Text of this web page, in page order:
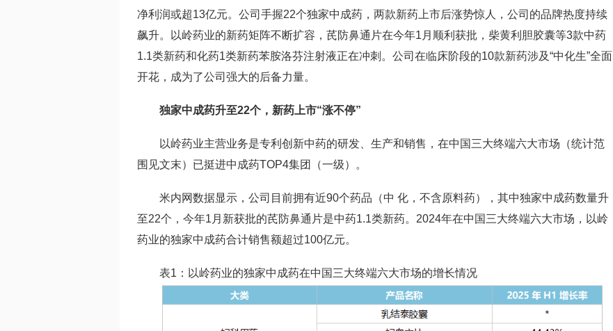
净利润或超13亿元。公司手握22个独家中成药，两款新药上市后涨势惊人，公司的品牌热度持续
飙升。以岭药业的新药矩阵不断扩容，芪防鼻通片在今年1月顺利获批，柴黄利胆胶囊等3款中药
1.1类新药和化药1类新药苯胺洛芬注射液正在冲刺。公司在临床阶段的10款新药涉及“中化生”全面
开花，成为了公司强大的后备力量。
独家中成药升至22个，新药上市“涨不停”
以岭药业主营业务是专利创新中药的研发、生产和销售，在中国三大终端六大市场（统计范
围见文末）已挺进中成药TOP4集团（一级）。
米内网数据显示，公司目前拥有近90个药品（中 化，不含原料药），其中独家中成药数量升
至22个，今年1月新获批的芪防鼻通片是中药1.1类新药。2024年在中国三大终端六大市场，以岭
药业的独家中成药合计销售额超过100亿元。
表1：以岭药业的独家中成药在中国三大终端六大市场的增长情况